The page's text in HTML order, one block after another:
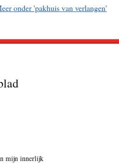
onder 'pakhuis van verlangen'
mijn innerlijk